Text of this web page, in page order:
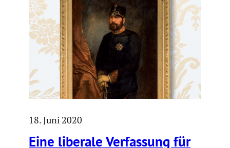
18. Juni 2020
Eine liberale Verfas­sung für